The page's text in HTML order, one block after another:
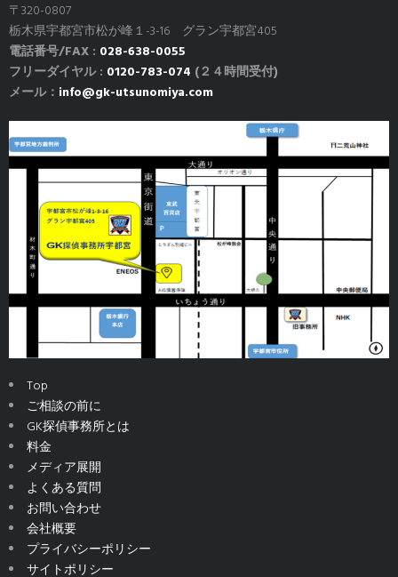
〒320-0807
栃木県宇都宮市松が峰１-3-16 グラン宇都宮405
電話番号/FAX : 028-638-0055
フリーダイヤル : 0120-783-074 (２４時間受付)
メール： info@gk-utsunomiya.com
Top
ご相談の前に
GK探偵事務所とは
料金
メディア展開
よくある質問
お問い合わせ
会社概要
プライバシーポリシー
サイトポリシー